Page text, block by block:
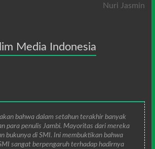
Nuri Jasmin
Media Indonesia
bahwa dalam setahun terakhir banyak
para penulis Jambi. Mayoritas dari mereka
bukunya di SMI. Ini membuktikan bahwa
sangat berpengaruh terhadap hadirnya